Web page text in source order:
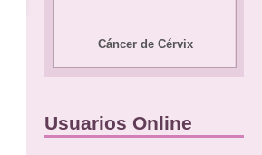
Cáncer de Cérvix
Usuarios Online